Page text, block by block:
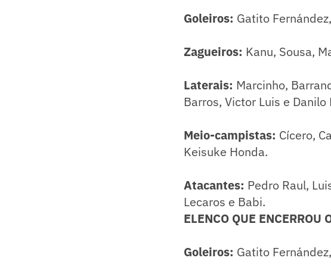
Goleiros: Gatito
Zagueiros: Kanu, Sousa,
Laterais: Marcinho,
Barros, Victor Luis e Danilo
Meio-campistas: Cícero,
Keisuke Honda.
Atacantes: Pedro Raul,
Lecaros e Babi.
ELENCO QUE
Goleiros: Gatito